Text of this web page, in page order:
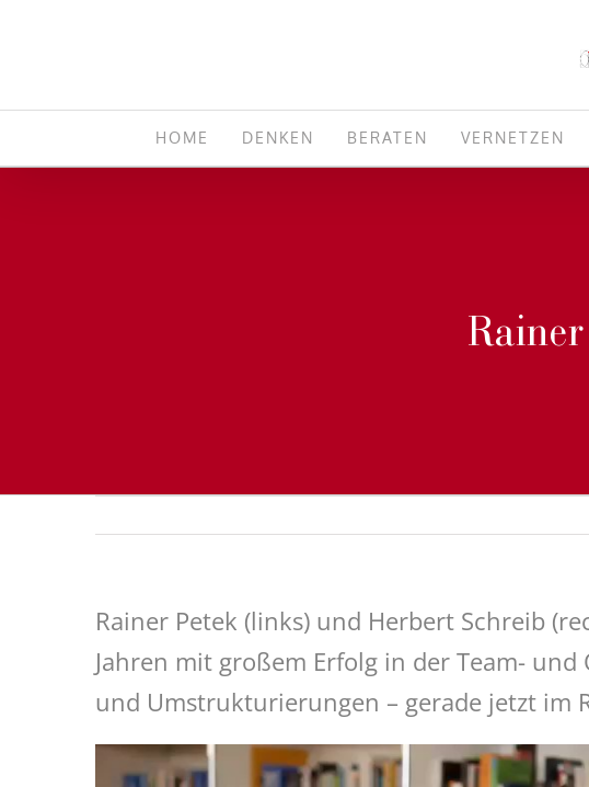
HOME DENKEN BERATEN VERNETZEN
Rainer Petek (links) und Herbert Schreib
Jahren mit großem Erfolg in der Team-
und Umstrukturierungen – gerade jetzt im